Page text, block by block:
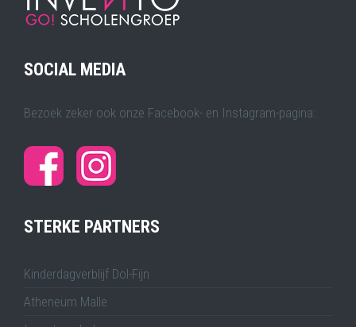
SOCIAL MEDIA
Bezoek zeker ook onze Facebook- en Instagram-pagina:
STERKE PARTNERS
Kinderdagverblijf Dol-Fijn
Atheneum Malle